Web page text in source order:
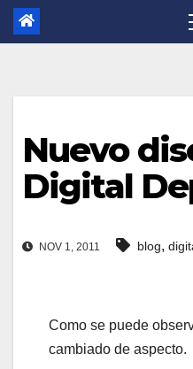
Nuevo
Digital
NOV 1, 2011 blog,
Como se puede
cambiado de aspecto.